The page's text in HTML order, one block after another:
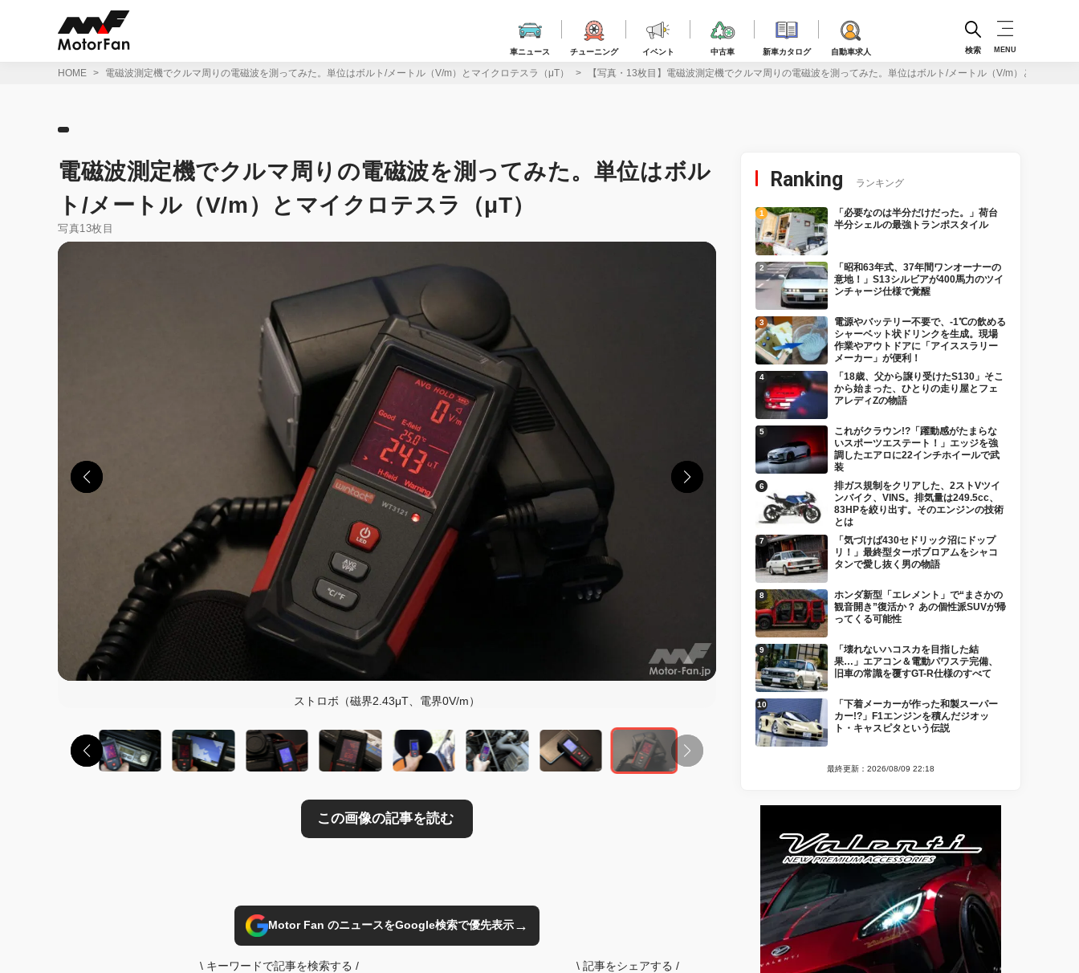
車ニュース チューニング イベント 中古車 新車カタログ 自動車求人 検索 MENU
HOME 電磁波測定機でクルマ周りの電磁波を測ってみた。単位はボルト/メートル（V/m）とマイクロテスラ（μT） 【写真・13枚目】電磁波測定機でクルマ周りの電磁波を測ってみた。単位はボルト/メートル（V/m）とマイクロ
電磁波測定機でクルマ周りの電磁波を測ってみた。単位はボル
ト/メートル（V/m）とマイクロテスラ（μT）
写真13枚目
ストロボ（磁界2.43μT、電界0V/m）
この画像の記事を読む
Motor Fan のニュースをGoogle検索で優先表示→
\ キーワードで記事を検索する / \ 記事をシェアする /
Ranking ランキング
「必要なのは半分だけだった。」荷台
半分シェルの最強トランポスタイル
「昭和63年式、37年間ワンオーナーの
意地！」S13シルビアが400馬力のツイ
ンチャージ仕様で覚醒
電源やバッテリー不要で、-1℃の飲める
シャーベット状ドリンクを生成。現場
作業やアウトドアに「アイススラリー
メーカー」が便利！
「18歳、父から譲り受けたS130」そこ
から始まった、ひとりの走り屋とフェ
アレディZの物語
これがクラウン!?「躍動感がたまらな
いスポーツエステート！」エッジを強
調したエアロに22インチホイールで武
装
排ガス規制をクリアした、2ストVツイ
ンバイク、VINS。排気量は249.5cc、
83HPを絞り出す。そのエンジンの技術
とは
「気づけば430セドリック沼にドップ
リ！」最終型ターボブロアムをシャコ
タンで愛し抜く男の物語
ホンダ新型「エレメント」で“まさかの
観音開き”復活か？ あの個性派SUVが帰
ってくる可能性
「壊れないハコスカを目指した結
果…」エアコン＆電動パワステ完備、
旧車の常識を覆すGT-R仕様のすべて
「下着メーカーが作った和製スーパー
カー!?」F1エンジンを積んだジオッ
ト・キャスピタという伝説
最終更新：2026/08/09 22:18